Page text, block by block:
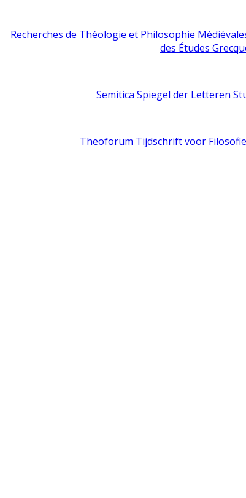
Recherches de Théologie et Philosophie
des Études
Semitica Spiegel der Letteren
Theoforum Tijdschrift voor Filosofie